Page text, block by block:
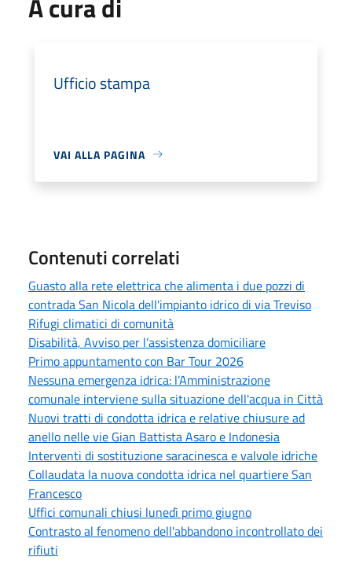
A cura di
Ufficio stampa
VAI ALLA PAGINA
Contenuti correlati
Guasto alla rete elettrica che alimenta i due pozzi di
contrada San Nicola dell'impianto idrico di via Treviso
Rifugi climatici di comunità
Disabilità, Avviso per l’assistenza domiciliare
Primo appuntamento con Bar Tour 2026
Nessuna emergenza idrica: l’Amministrazione
comunale interviene sulla situazione dell'acqua in Città
Nuovi tratti di condotta idrica e relative chiusure ad
anello nelle vie Gian Battista Asaro e Indonesia
Interventi di sostituzione saracinesca e valvole idriche
Collaudata la nuova condotta idrica nel quartiere San
Francesco
Uffici comunali chiusi lunedì primo giugno
Contrasto al fenomeno dell'abbandono incontrollato dei
rifiuti